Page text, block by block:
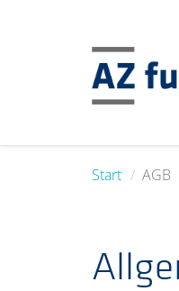
Start AGB